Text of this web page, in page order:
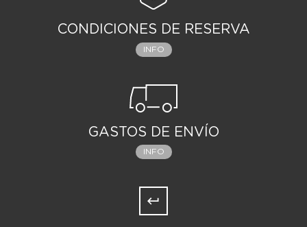
CONDICIONES DE RESERVA
INFO
GASTOS DE ENVÍO
INFO